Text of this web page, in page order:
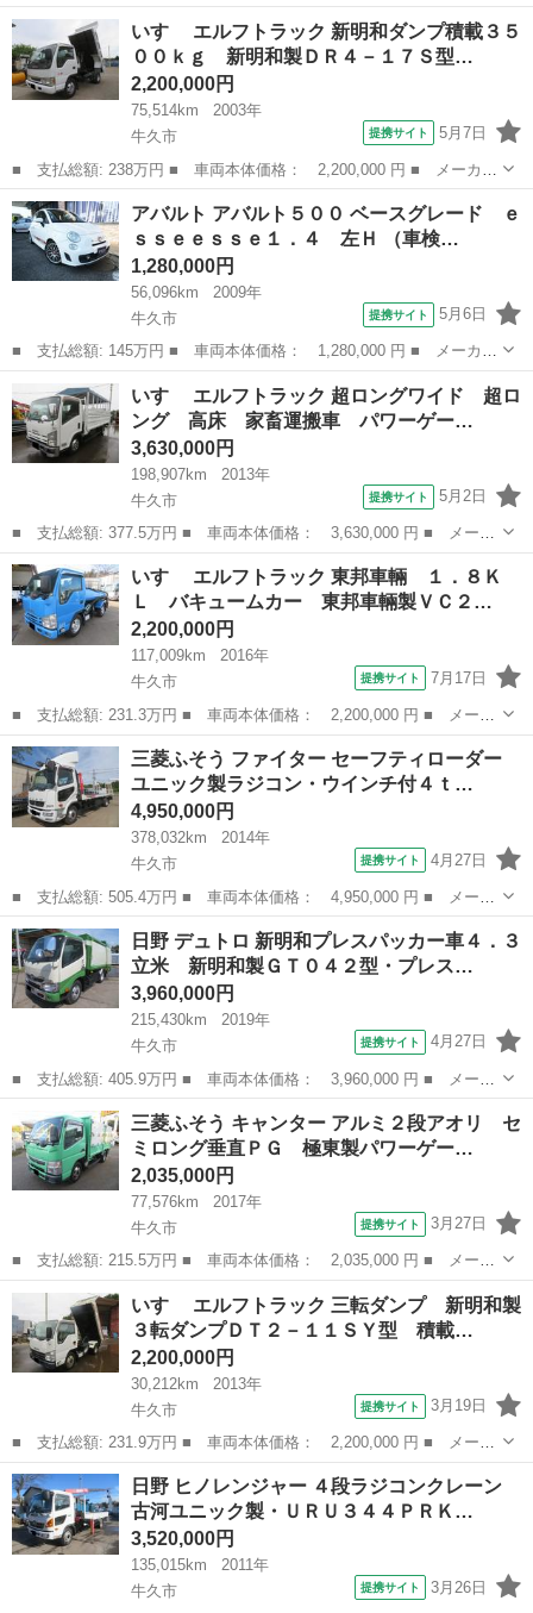
ー名： いすゞ ■ 車種名： エルフトラック ■ グレード名： 小
型登録 土砂禁ダンプ 積載３０００Ｋｇ 新明和製ＤＲ２－０１１
０ＳＹ型...
茨城 牛久市 その他
いすゞ エルフトラック 新明和ダンプ積載３５
００ｋｇ 新明和製ＤＲ４－１７Ｓ型…
2,200,000円
75,514km
2003年
牛久市
提携サイト 5月7日
■ 支払総額: 238万円 ■ 車両本体価格： 2,200,000 円 ■ メーカー
名： いすゞ ■ 車種名： エルフトラック ■ グレード名： 新明
和ダンプ積載３５００ｋｇ 新明和製ＤＲ４－１７Ｓ型 有効荷台内
寸３３０－...
茨城 牛久市 その他
アバルト アバルト５００ ベースグレード ｅ
ｓｓｅｅｓｓｅ１．４ 左Ｈ （車検…
1,280,000円
56,096km
2009年
牛久市
提携サイト 5月6日
■ 支払総額: 145万円 ■ 車両本体価格： 1,280,000 円 ■ メーカー
名： アバルト ■ 車種名： アバルト５００ ■ グレード名： ベ
ースグレード ｅｓｓｅｅｓｓｅ１．４ 左Ｈ ■ 排気量： 1400cc
...
牛久市 その他
いすゞ エルフトラック 超ロングワイド 超ロ
ング 高床 家畜運搬車 パワーゲー…
3,630,000円
198,907km
2013年
牛久市
提携サイト 5月2日
■ 支払総額: 377.5万円 ■ 車両本体価格： 3,630,000 円 ■ メーカ
ー名： いすゞ ■ 車種名： エルフトラック ■ グレード名： 超
ロングワイド 超ロング 高床 家畜運搬車 パワーゲート付 極東
製垂直ゲ...
茨城 牛久市 その他
いすゞ エルフトラック 東邦車輛 １．８Ｋ
Ｌ バキュームカー 東邦車輛製ＶＣ２…
2,200,000円
117,009km
2016年
牛久市
提携サイト 7月17日
■ 支払総額: 231.3万円 ■ 車両本体価格： 2,200,000 円 ■ メーカ
ー名： いすゞ ■ 車種名： エルフトラック ■ グレード名： 東
邦車輛 １．８ＫＬ バキュームカー 東邦車輛製ＶＣ２Ｂ型・タン
ク容量１...
茨城 牛久市 その他
三菱ふそう ファイター セーフティローダー
ユニック製ラジコン・ウインチ付４ｔ…
4,950,000円
378,032km
2014年
牛久市
提携サイト 4月27日
■ 支払総額: 505.4万円 ■ 車両本体価格： 4,950,000 円 ■ メーカ
ー名： 三菱ふそう ■ 車種名： ファイター ■ グレード名： セ
ーフティローダー ユニック製ラジコン・ウインチ付４ｔクラス 古
河ユニッ...
茨城 牛久市 その他
日野 デュトロ 新明和プレスパッカー車４．３
立米 新明和製ＧＴ０４２型・プレス…
3,960,000円
215,430km
2019年
牛久市
提携サイト 4月27日
■ 支払総額: 405.9万円 ■ 車両本体価格： 3,960,000 円 ■ メーカ
ー名： 日野 ■ 車種名： デュトロ ■ グレード名： 新明和プレ
スパッカー車４．３立米 新明和製ＧＴ０４２型・プレス式４．３立
米モデル...
牛久市 その他
三菱ふそう キャンター アルミ２段アオリ セ
ミロング垂直ＰＧ 極東製パワーゲー…
2,035,000円
77,576km
2017年
牛久市
提携サイト 3月27日
■ 支払総額: 215.5万円 ■ 車両本体価格： 2,035,000 円 ■ メーカ
ー名： 三菱ふそう ■ 車種名： キャンター ■ グレード名： ア
ルミ２段アオリ セミロング垂直ＰＧ 極東製パワーゲートＶ６０１
Ｂ型・昇...
茨城 牛久市 その他
いすゞ エルフトラック 三転ダンプ 新明和製
３転ダンプＤＴ２－１１ＳＹ型 積載…
2,200,000円
30,212km
2013年
牛久市
提携サイト 3月19日
■ 支払総額: 231.9万円 ■ 車両本体価格： 2,200,000 円 ■ メーカ
ー名： いすゞ ■ 車種名： エルフトラック ■ グレード名： 三
転ダンプ 新明和製３転ダンプＤＴ２－１１ＳＹ型 積載量２０００
ｋｇ、有...
茨城 牛久市 その他
日野 ヒノレンジャー ４段ラジコンクレーン
古河ユニック製・ＵＲＵ３４４ＰＲＫ…
3,520,000円
135,015km
2011年
牛久市
提携サイト 3月26日